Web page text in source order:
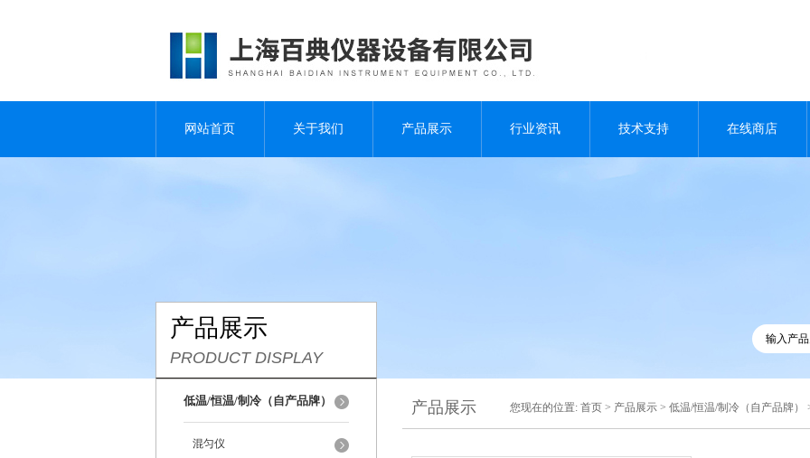
网站首页 关于我们 产品展示 行业资讯 技术支持 在线商店
产品展示
PRODUCT DISPLAY
低温/恒温/制冷（自产品牌）
混匀仪
产品展示 您现在的位置: 首页 > 产品展示 > 低温/恒温/制冷（自产品牌）